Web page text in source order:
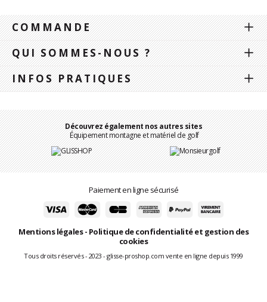
COMMANDE
QUI SOMMES-NOUS ?
INFOS PRATIQUES
Découvrez également nos autres sites
Équipement montagne et matériel de golf
Paiement en ligne sécurisé
Mentions légales- Politique de confidentialité et gestion des
cookies
Tous droits réservés - 2023 - glisse-proshop.com vente en ligne depuis 1999